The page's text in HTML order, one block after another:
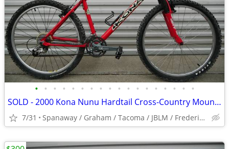
• • • • • • • • • • • • • • • • • •
SOLD - 2000 Kona Nunu Hardtail Cross-Country Mountain Bike / Bicycle
7/31 Spanaway / Graham / Tacoma / JBLM / Frederickson / Puyallup